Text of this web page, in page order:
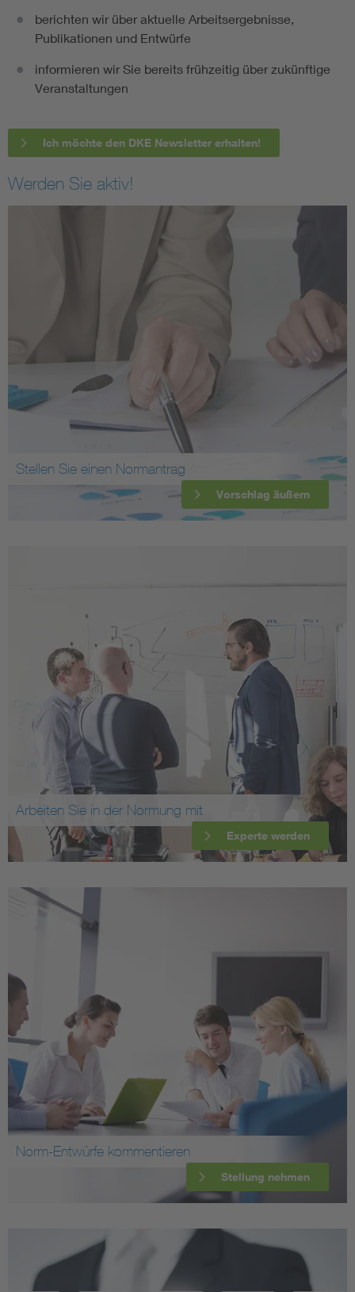
berichten wir über aktuelle Arbeitsergebnisse,
Publikationen und Entwürfe
informieren wir Sie bereits frühzeitig über zukünftige
Veranstaltungen
Ich möchte den DKE Newsletter erhalten!
Werden Sie aktiv!
Stellen Sie einen Normantrag
Vorschlag äußern
Arbeiten Sie in der Normung mit
Experte werden
Norm-Entwürfe kommentieren
Stellung nehmen